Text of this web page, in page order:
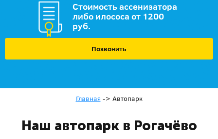
Стоимость ассенизатора
либо илососа от 1200
руб.
Позвонить
Главная -> Автопарк
Наш автопарк в Рогачёво